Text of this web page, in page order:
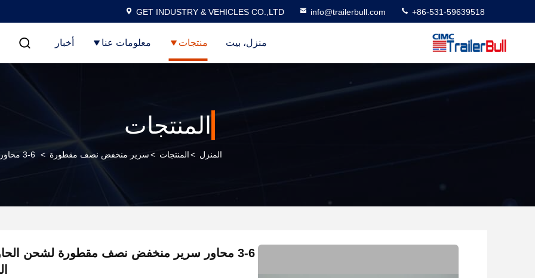
GET INDUSTRY & VEHICLES CO.,LTD info@trailerbull.com +86-531-59639518
منزل، بيت منتجات معلومات عنا أخبار
المنتجات
المنزل >المنتجات >سرير منخفض نصف مقطورة > 3-6 محاور سرير منخفض نصف مقطورة لشحن الحاويات وخارج الموقع تجميع
3-6 محاور سرير منخفض نصف مقطورة لشحن